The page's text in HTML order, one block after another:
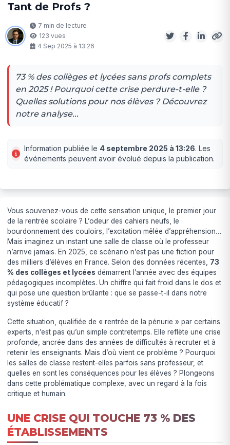
Tant de Profs ?
7 min de lecture
123 vues
4 Sep 2025 à 13:26
73 % des collèges et lycées sans profs complets
en 2025 ! Pourquoi cette crise perdure-t-elle ?
Quelles solutions pour nos élèves ? Découvrez
notre analyse...
Information publiée le 4 septembre 2025 à 13:26. Les
événements peuvent avoir évolué depuis la publication.
Vous souvenez-vous de cette sensation unique, le premier jour
de la rentrée scolaire ? L’odeur des cahiers neufs, le
bourdonnement des couloirs, l’excitation mêlée d’appréhension…
Mais imaginez un instant une salle de classe où le professeur
n’arrive jamais. En 2025, ce scénario n’est pas une fiction pour
des milliers d’élèves en France. Selon des données récentes, 73
% des collèges et lycées démarrent l’année avec des équipes
pédagogiques incomplètes. Un chiffre qui fait froid dans le dos et
qui pose une question brûlante : que se passe-t-il dans notre
système éducatif ?
Cette situation, qualifiée de « rentrée de la pénurie » par certains
experts, n’est pas qu’un simple contretemps. Elle reflète une crise
profonde, ancrée dans des années de difficultés à recruter et à
retenir les enseignants. Mais d’où vient ce problème ? Pourquoi
les salles de classe restent-elles parfois sans professeur, et
quelles en sont les conséquences pour les élèves ? Plongeons
dans cette problématique complexe, avec un regard à la fois
critique et humain.
UNE CRISE QUI TOUCHE 73 % DES
ÉTABLISSEMENTS